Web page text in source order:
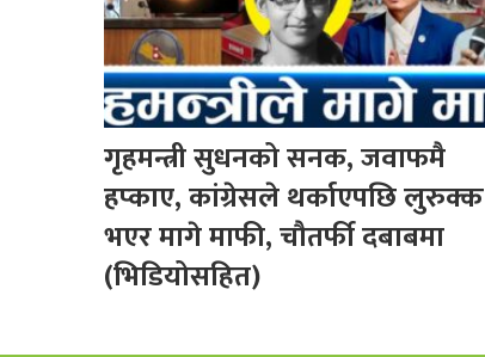
गृहमन्त्री सुधनको सनक, जवाफमै
हप्काए, कांग्रेसले थर्काएपछि लुरुक्क
भएर मागे माफी, चौतर्फी दबाबमा
(भिडियोसहित)